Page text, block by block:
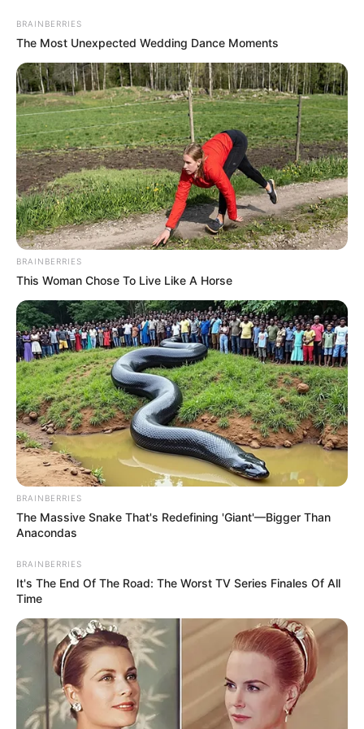
HOME
Home Acs e ACE > Incentivo Adicional > Notícia >
BRAINBERRIES
The Most Unexpected Wedding Dance Moments
BRAINBERRIES
This Woman Chose To Live Like A Horse
BRAINBERRIES
The Massive Snake That's Redefining 'Giant'—Bigger Than
Anacondas
BRAINBERRIES
It's The End Of The Road: The Worst TV Series Finales Of All
Time